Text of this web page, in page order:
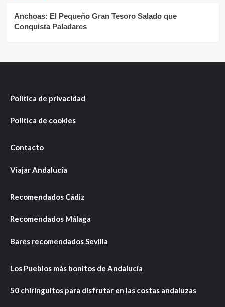
Anchoas: El Pequeño Gran Tesoro Salado que
Conquista Paladares
Política de privacidad
Política de cookies
Contacto
Viajar Andalucía
Recomendados Cádiz
Recomendados Málaga
Bares recomendados Sevilla
Los Pueblos más bonitos de Andalucía
50 chiringuitos para disfrutar en las costas andaluzas